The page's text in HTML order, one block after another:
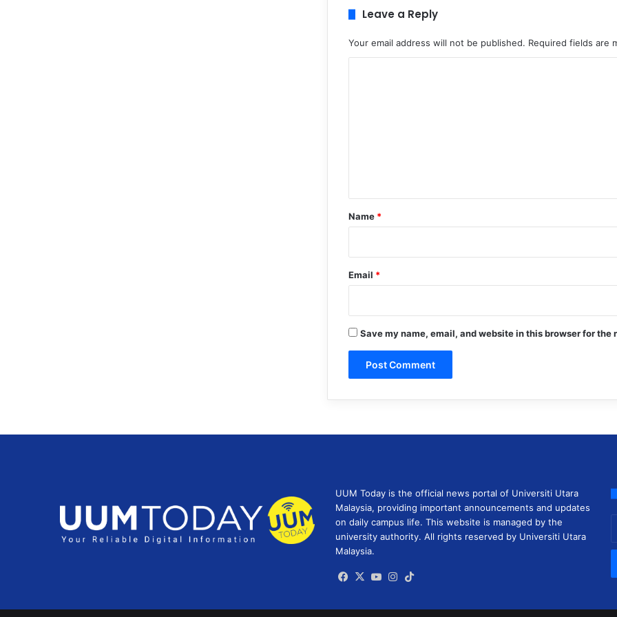
Leave a Reply
Your email address will not be published. Required fields are
*
Name *
Email *
Save my name, email, and website in this browser for the
UUM Today is the official news portal of Universiti Utara
Malaysia, providing important announcements and updates
on daily campus life. This website is managed by the
university authority. All rights reserved by Universiti Utara
Malaysia.
Facebook
X YouTubeInstagram